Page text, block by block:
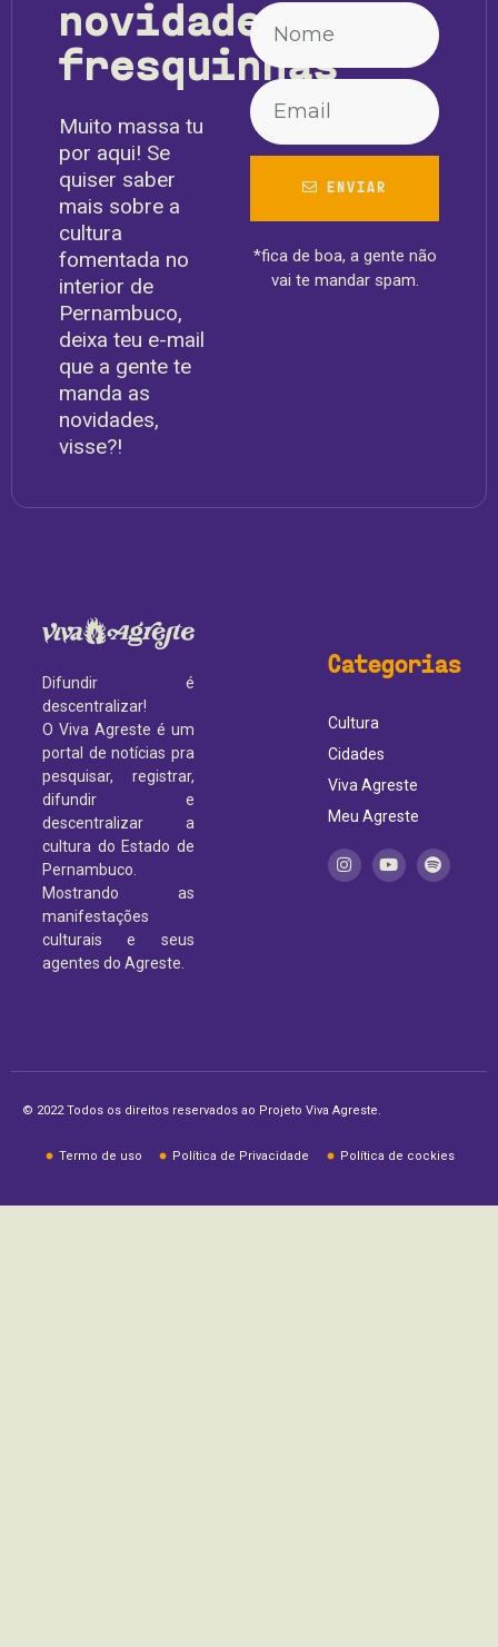
novidades
fresquinhas
Muito massa tu
por aqui! Se
quiser saber
mais sobre a
cultura
fomentada no
interior de
Pernambuco,
deixa teu e-mail
que a gente te
manda as
novidades,
visse?!
ENVIAR
*fica de boa, a gente não
vai te mandar spam.
Difundir é
descentralizar!
O Viva Agreste é um
portal de notícias pra
pesquisar, registrar,
difundir e
descentralizar a
cultura do Estado de
Pernambuco.
Mostrando as
manifestações
culturais e seus
agentes do Agreste.
Categorias
Cultura
Cidades
Viva Agreste
Meu Agreste
© 2022 Todos os direitos reservados ao Projeto Viva Agreste.
Termo de uso Política de Privacidade Política de cockies